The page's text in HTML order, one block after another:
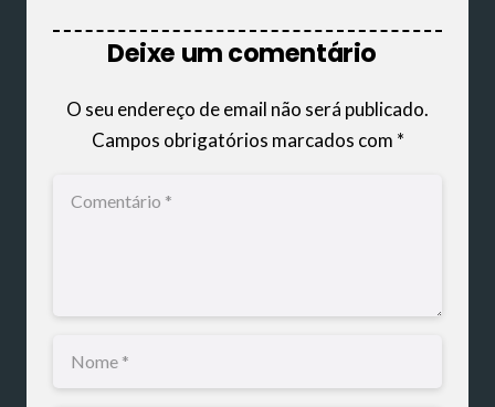
Deixe um comentário
O seu endereço de email não será publicado.
Campos obrigatórios marcados com *